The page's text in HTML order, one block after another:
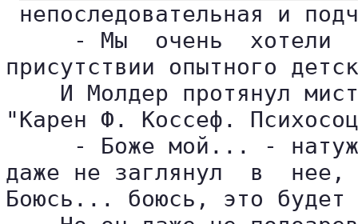
непоследовательная и
- Мы  очень  хотели
присутствии опытного
И Молдер протянул
"Карен Ф. Коссеф.
- Боже мой... -
даже не заглянул  в  нее,
Боюсь... боюсь, это будет